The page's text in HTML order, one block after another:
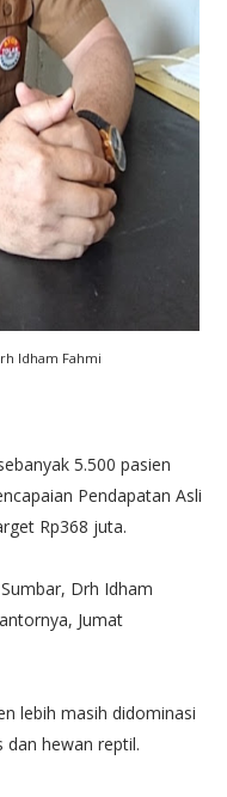
Idham Fahmi
5.500 pasien
Pendapatan Asli
Rp368 juta.
Drh Idham
Jumat
lebih masih didominasi
dan hewan reptil.